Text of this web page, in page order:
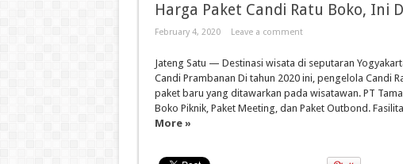
Harga Paket Candi Ratu Boko, Ini
February 4, 2020 Leave a comment
Jateng Satu — Destinasi wisata di seputaran
Candi Prambanan Di tahun 2020 ini, pengelola Candi
paket baru yang ditawarkan pada wisatawan. PT
Boko Piknik, Paket Meeting, dan Paket Outbond.
More »